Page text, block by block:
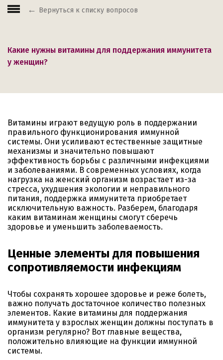
Вернуться к списку вопросов
Какие нужны витамины для поддержания иммунитета
у женщин?
Витамины играют ведущую роль в поддержании
правильного функционирования иммунной
системы. Они усиливают естественные защитные
механизмы и значительно повышают
эффективность борьбы с различными инфекциями
и заболеваниями. В современных условиях, когда
нагрузка на женский организм возрастает из-за
стресса, ухудшения экологии и неправильного
питания, поддержка иммунитета приобретает
исключительную важность. Разберем, благодаря
каким витаминам женщины смогут сберечь
здоровье и уменьшить заболеваемость.
Ценные элементы для повышения
сопротивляемости инфекциям
Чтобы сохранять хорошее здоровье и реже болеть,
важно получать достаточное количество полезных
элементов. Какие витамины для поддержания
иммунитета у взрослых женщин должны поступать в
организм регулярно? Вот главные вещества,
положительно влияющие на функции иммунной
системы.